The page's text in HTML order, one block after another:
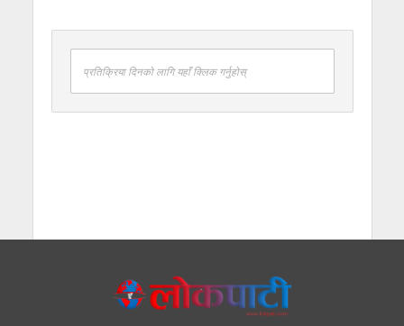
प्रतिक्रिया दिनको लागि यहाँ क्लिक गर्नुहोस्